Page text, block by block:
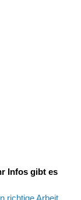
Infos gibt es
richtige Arbeit